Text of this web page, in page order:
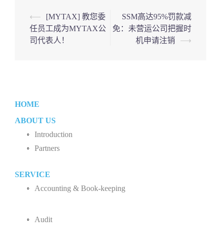
Post
navigation
⟵
[MYTAX] 教您委
任员工成为MYTAX公
司代表人！
SSM高达95%罚款减
免：未营运公司把握时
机申请注销
⟶
HOME
ABOUT US
Introduction
Partners
SERVICE
Accounting & Book-keeping
Accounting Software
Audit